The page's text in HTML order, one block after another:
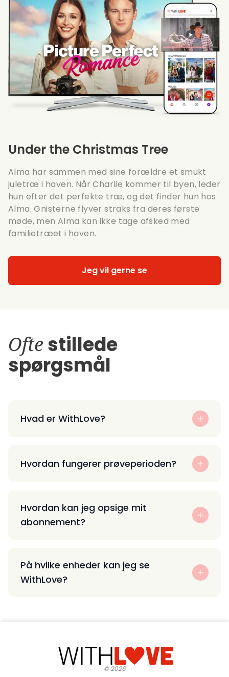
Under the Christmas Tree
Alma har sammen med sine forældre et smukt
juletræ i haven. Når Charlie kommer til byen, leder
hun efter det perfekte træ, og det finder hun hos
Alma. Gnisterne flyver straks fra deres første
møde, men Alma kan ikke tage afsked med
familietræet i haven.
Jeg vil gerne se
Ofte stillede
spørgsmål
Hvad er WithLove?
Hvordan fungerer prøveperioden?
Hvordan kan jeg opsige mit
abonnement?
På hvilke enheder kan jeg se
WithLove?
©2026